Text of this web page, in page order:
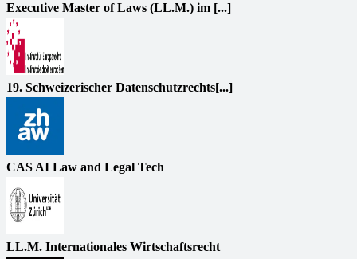
Executive Master of Laws (LL.M.) im [...]
19. Schweizerischer Datenschutzrechts[...]
CAS AI Law and Legal Tech
LL.M. Internationales Wirtschaftsrecht